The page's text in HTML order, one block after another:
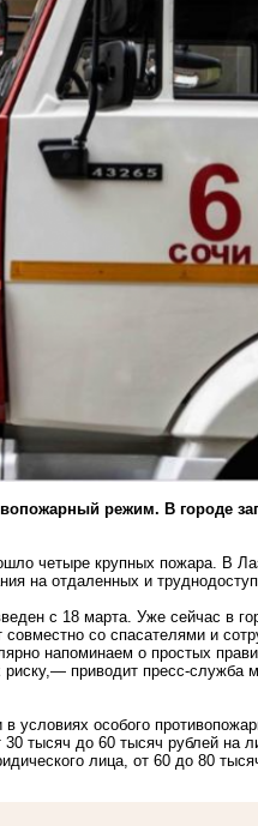
режим. В городе
четыре крупных пожара. В
на отдаленных и
с 18 марта. Уже сейчас в
со спасателями и
напоминаем о простых
риску,— приводит пресс-служба
условиях особого
тысяч до 60 тысяч рублей на
лица, от 60 до 80